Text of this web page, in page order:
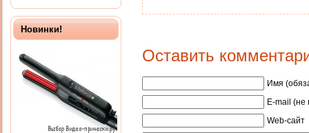
Новинки!
Оставить
Имя
E-mail (не
Web-сайт